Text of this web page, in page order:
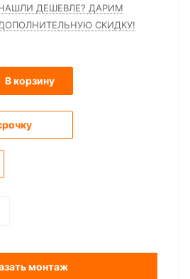
ДЕШЕВЛЕ? ДАРИМ
СКИДКУ!
В корзину
монтаж